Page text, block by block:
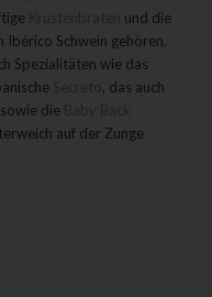
Krustenbraten und die
Ibérico Schwein gehören.
Spezialitäten wie das
Secreto, das auch
die Baby Back
auf der Zunge